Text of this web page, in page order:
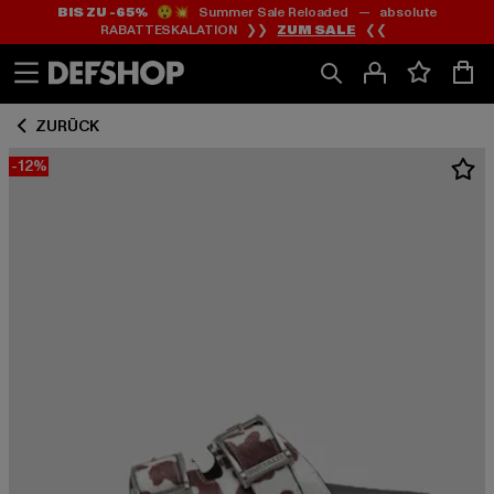
Zum
Inhalt
springen
Zum
Fußzeile
springen
BIS ZU -65%😲💥 Summer Sale Reloaded — absolute
RABATTESKALATION ❯❯ ZUM SALE ❮❮
ZURÜCK
-12%